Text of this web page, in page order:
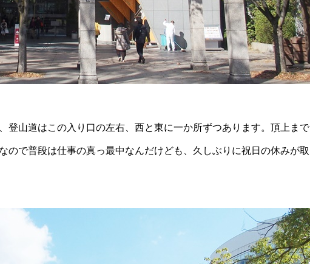
登山道はこの入り口の左右、西と東に一か所ずつあります。頂上まで
ので普段は仕事の真っ最中なんだけども、久しぶりに祝日の休みが取